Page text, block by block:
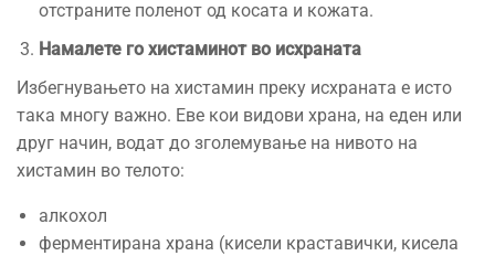
отстраните поленот од косата и кожата.
Намалете го хистаминот во исхраната
Избегнувањето на хистамин преку исхраната е исто
така многу важно. Еве кои видови храна, на еден или
друг начин, водат до зголемување на нивото на
хистамин во телото:
алкохол
ферментирана храна (кисели краставички, кисела